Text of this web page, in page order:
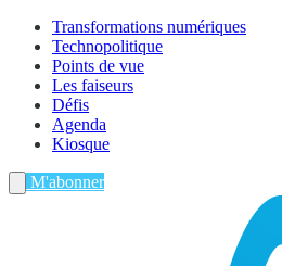
Transformations numériques
Technopolitique
Points de vue
Les faiseurs
Défis
Agenda
Kiosque
M'abonner